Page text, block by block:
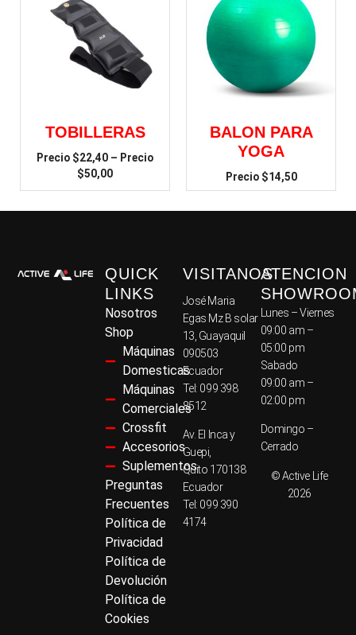
TOBILLERAS
$22,40 –
$50,00
BALON PARA
YOGA
$14,50
QUICK
LINKS
Nosotros
Shop
Máquinas
Domesticas
Máquinas
Comerciales
Crossfit
Accesorios
Suplementos
Preguntas
Frecuentes
Política de
Privacidad
Política de
Devolución
Política de
Cookies
VISITANOS
José Maria
Egas Mz B solar
13, Guayaquil
090503
Ecuador
Tel: 099 398
8512
Av. El Inca y
Guepi,
Quito 170138
Ecuador
Tel: 099 390
4174
ATENCION
Lunes – Viernes
09:00 am –
05:00 pm
Sabado
09:00 am –
02:00 pm
Domingo –
Cerrado
© Active Life
2026